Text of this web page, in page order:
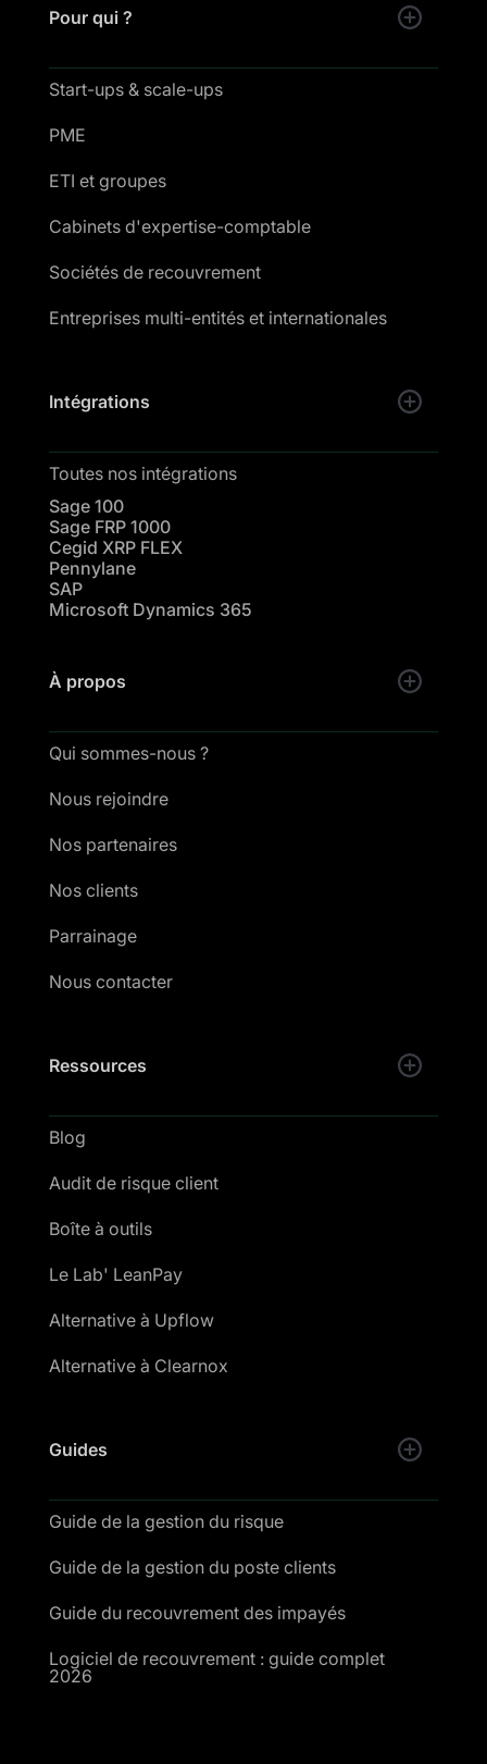
Pour qui ?
Start-ups & scale-ups
PME
ETI et groupes
Cabinets d'expertise-comptable
Sociétés de recouvrement
Entreprises multi-entités et internationales
Intégrations
Toutes nos intégrations
Sage 100
Sage FRP 1000
Cegid XRP FLEX
Pennylane
SAP
Microsoft Dynamics 365
À propos
Qui sommes-nous ?
Nous rejoindre
Nos partenaires
Nos clients
Parrainage
Nous contacter
Ressources
Blog
Audit de risque client
Boîte à outils
Le Lab' LeanPay
Alternative à Upflow
Alternative à Clearnox
Guides
Guide de la gestion du risque
Guide de la gestion du poste clients
Guide du recouvrement des impayés
Logiciel de recouvrement : guide complet
2026